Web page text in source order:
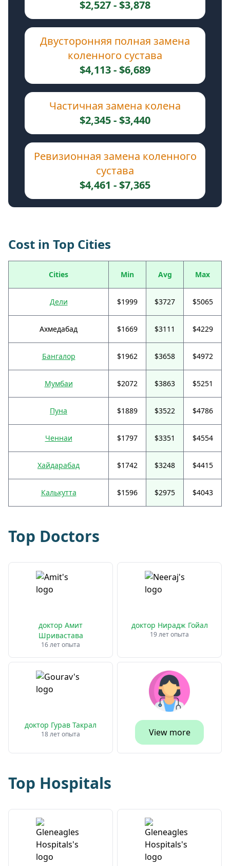
$2,527 - $3,878
Двусторонняя полная замена
коленного сустава
$4,113 - $6,689
Частичная замена колена
$2,345 - $3,440
Ревизионная замена коленного
сустава
$4,461 - $7,365
Cost in Top Cities
Cities Min Avg Max
Дели $1999 $3727 $5065
Ахмедабад $1669 $3111 $4229
Бангалор $1962 $3658 $4972
Мумбаи $2072 $3863 $5251
Пуна $1889 $3522 $4786
Ченнаи $1797 $3351 $4554
Хайдарабад $1742 $3248 $4415
Калькутта $1596 $2975 $4043
Top Doctors
доктор Амит
Шривастава
16 лет опыта
доктор Нирадж Гойал
19 лет опыта
доктор Гурав Такрал
18 лет опыта View more
Top Hospitals